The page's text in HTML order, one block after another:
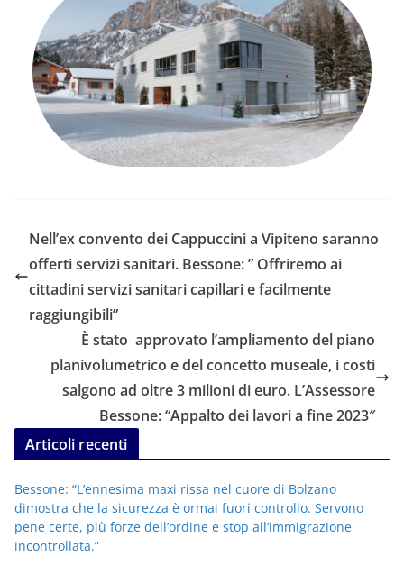
Nell’ex convento dei Cappuccini a Vipiteno saranno
offerti servizi sanitari. Bessone: ” Offriremo ai
cittadini servizi sanitari capillari e facilmente
raggiungibili”
È stato approvato l’ampliamento del piano
planivolumetrico e del concetto museale, i costi
salgono ad oltre 3 milioni di euro. L’Assessore
Bessone: “Appalto dei lavori a fine 2023″
Articoli recenti
Bessone: “L’ennesima maxi rissa nel cuore di Bolzano
dimostra che la sicurezza è ormai fuori controllo. Servono
pene certe, più forze dell’ordine e stop all’immigrazione
incontrollata.”